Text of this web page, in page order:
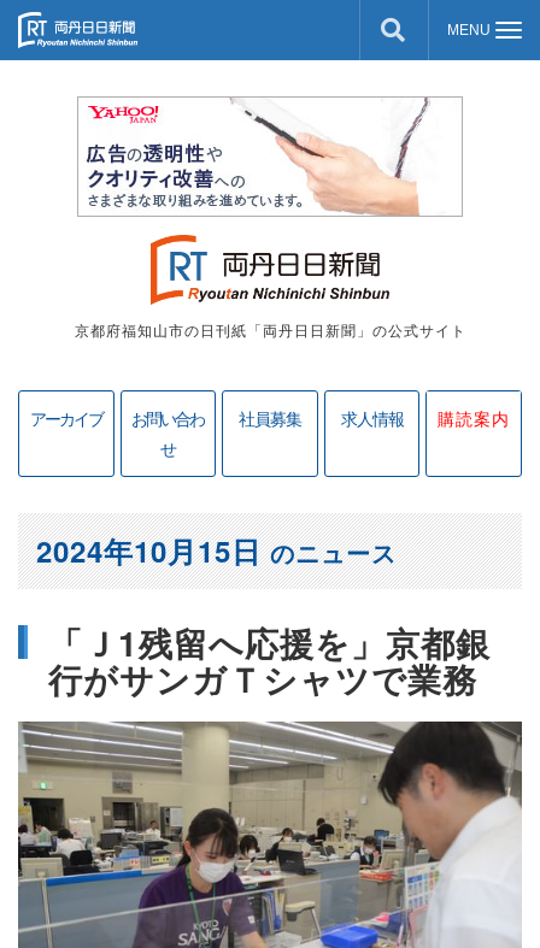
京都府福知山市の日刊紙「両丹日日新聞」の公式サイト
アーカイブ
お問い合わ
せ
社員募集 求人情報 購読案内
「Ｊ1残留へ応援を」京都銀
行がサンガＴシャツで業務
2024年10月15日のニュース